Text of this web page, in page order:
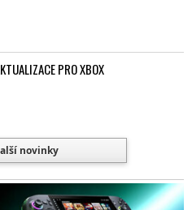
PRO XBOX
novinky